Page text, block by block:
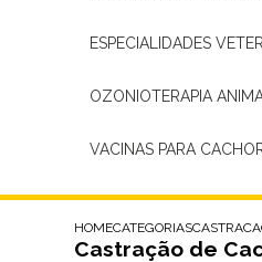
ESPECIALIDADES
OZONIOTERAPIA
VACINAS PARA
HOMECATEGORIAS
Castração de